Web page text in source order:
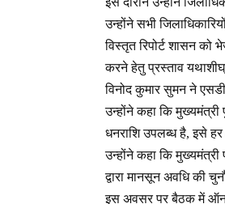
उन्होंने सभी
विस्तृत रिपोर्ट शासन को
करने हेतु प्रस्ताव
विनोद कुमार सुमन ने
उन्होंने कहा कि मुख्यमंत्री
धनराशि उपलब्ध है, इसे
उन्होंने कहा कि मुख्यमंत्री
द्वारा मानसून अवधि की
इस अवसर पर बैठक में